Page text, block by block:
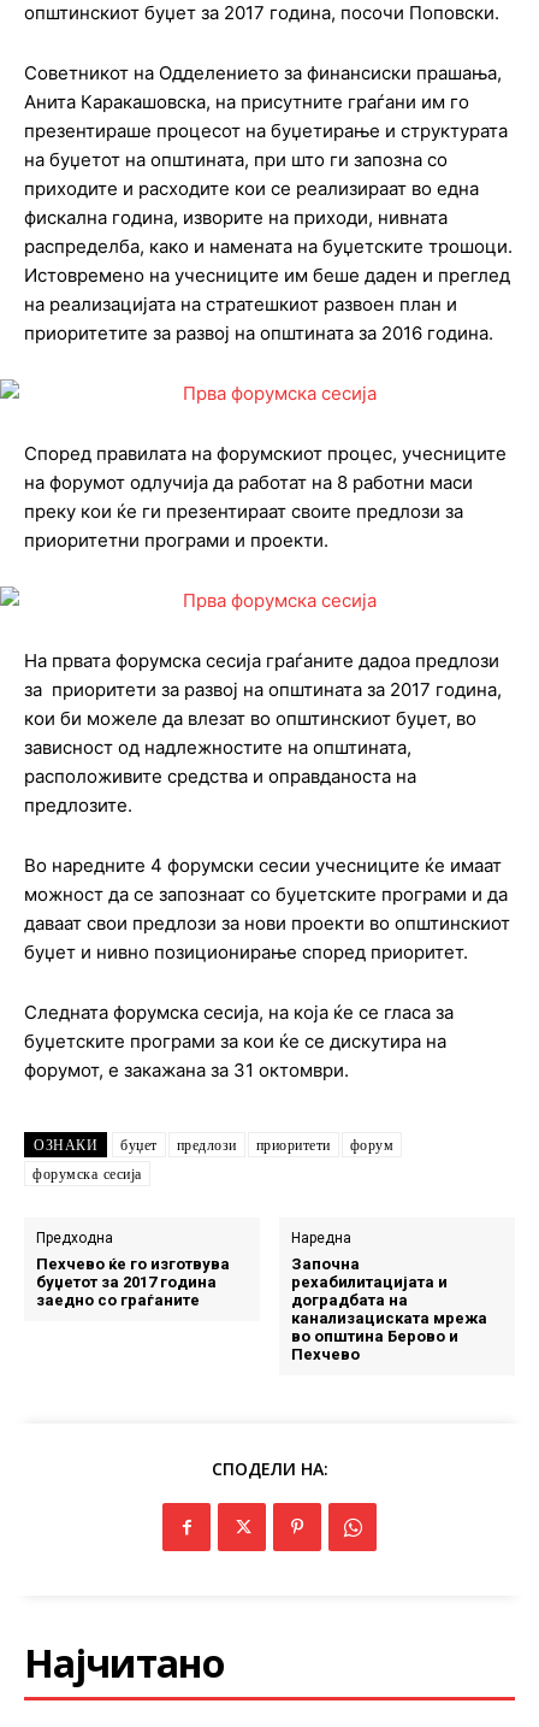
општинскиот буџет за 2017 година, посочи Поповски.
Советникот на Одделението за финансиски прашања,
Анита Каракашовска, на присутните граѓани им го
презентираше процесот на буџетирање и структурата
на буџетот на општината, при што ги запозна со
приходите и расходите кои се реализираат во една
фискална година, изворите на приходи, нивната
распределба, како и намената на буџетските трошоци.
Истовремено на учесниците им беше даден и преглед
на реализацијата на стратешкиот развоен план и
приоритетите за развој на општината за 2016 година.
Според правилата на форумскиот процес, учесниците
на форумот одлучија да работат на 8 работни маси
преку кои ќе ги презентираат своите предлози за
приоритетни програми и проекти.
На првата форумска сесија граѓаните дадоа предлози
за приоритети за развој на општината за 2017 година,
кои би можеле да влезат во општинскиот буџет, во
зависност од надлежностите на општината,
расположивите средства и оправданоста на
предлозите.
Во наредните 4 форумски сесии учесниците ќе имаат
можност да се запознаат со буџетските програми и да
даваат свои предлози за нови проекти во општинскиот
буџет и нивно позиционирање според приоритет.
Следната форумска сесија, на која ќе се гласа за
буџетските програми за кои ќе се дискутира на
форумот, е закажана за 31 октомври.
ОЗНАКИ буџет предлози приоритети
форум
форумска сесија
Предходна
Пехчево ќе го изготвува
буџетот за 2017 година
заедно со граѓаните
Наредна
Започна
рехабилитацијата и
доградбата на
канализациската мрежа
во општина Берово и
Пехчево
СПОДЕЛИ НА:
Најчитано